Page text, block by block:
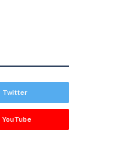
Twitter
YouTube